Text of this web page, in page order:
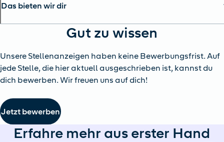
Das bieten wir dir
Gut zu wissen
Unsere Stellenanzeigen haben keine Bewerbungsfrist. Auf
jede Stelle, die hier aktuell ausgeschrieben ist, kannst du
dich bewerben. Wir freuen uns auf dich!
Jetzt bewerben
Erfahre mehr aus erster Hand